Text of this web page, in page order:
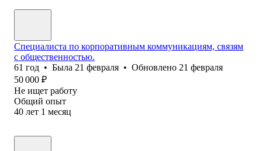
Специалиста по корпоративным коммуникациям, связям
с общественностью.
61 год • Была 21 февраля • Обновлено 21 февраля
50 000 ₽
Не ищет работу
Общий опыт
40 лет 1 месяц